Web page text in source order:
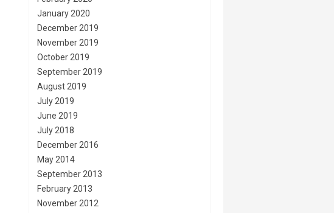
January 2020
December 2019
November 2019
October 2019
September 2019
August 2019
July 2019
June 2019
July 2018
December 2016
May 2014
September 2013
February 2013
November 2012